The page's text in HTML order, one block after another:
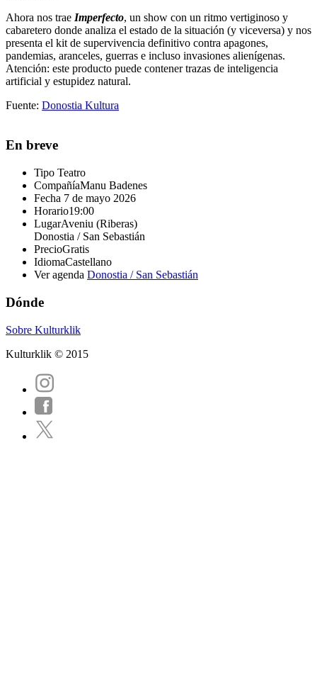
Ahora nos trae Imperfecto, un show con un ritmo vertiginoso y
cabaretero donde analiza el estado de la situación (y viceversa) y nos
presenta el kit de supervivencia definitivo contra apagones,
pandemias, aranceles, guerras e incluso invasiones alienígenas.
Atención: este producto puede contener trazas de inteligencia
artificial y estupidez natural.
Fuente: Donostia Kultura
En breve
Tipo Teatro
CompañíaManu Badenes
Fecha 7 de mayo 2026
Horario19:00
LugarAveniu (Riberas)
Donostia / San Sebastián
PrecioGratis
IdiomaCastellano
Ver agenda Donostia / San Sebastián
Dónde
Sobre Kulturklik
Kulturklik © 2015